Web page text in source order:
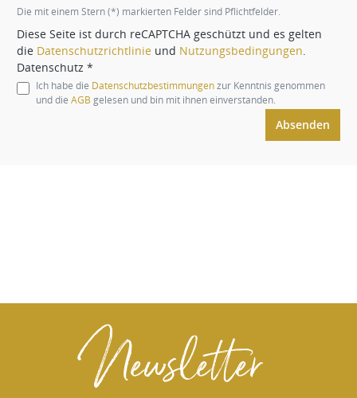
Die mit einem Stern (*) markierten Felder sind Pflichtfelder.
Diese Seite ist durch reCAPTCHA geschützt und es gelten
die Datenschutzrichtlinie und Nutzungsbedingungen
Datenschutz *
Ich habe die Datenschutzbestimmungenzur Kenntnis genommen
und die AGB gelesen und bin mit ihnen einverstanden.
Absenden
Newsletter